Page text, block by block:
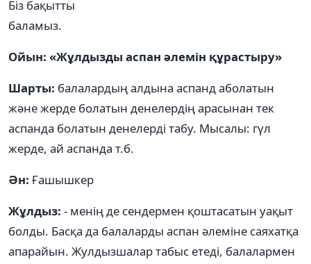
Біз бақытты
Ойын: «Жұлдызды аспан әлемін құрастыру»
Шарты: балалардың алдына аспанд аболатын
және жерде болатын денелердің арасынан тек
аспанда болатын денелерді табу. Мысалы: гүл
жерде, ай аспанда т.б.
Ән: Ғашышкер
Жұлдыз: - менің де сендермен қоштасатын уақыт
болды. Басқа да балаларды аспан әлеміне саяхатқа
апарайын. Жулдызшалар табыс етеді, балалармен